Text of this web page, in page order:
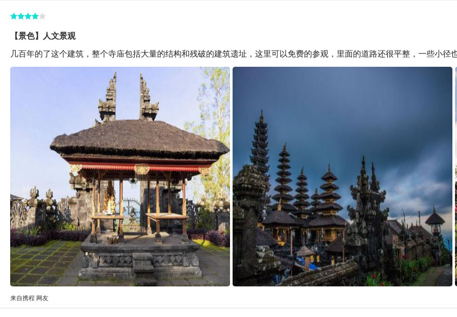
【景色】人文景观
几百年的了这个建筑，整个寺庙包括大量的结构和残破的建筑遗址，这里可以免费的参观，里面的道路还很平整，一些小径
来自携程 网友